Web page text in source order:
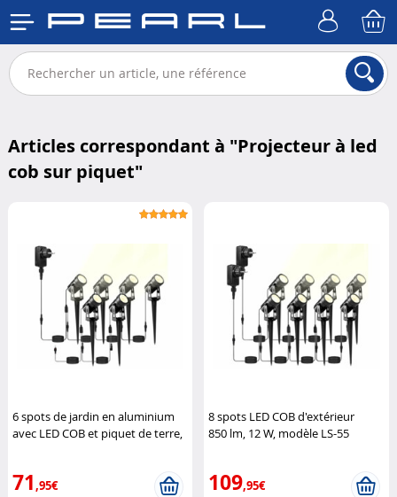
Articles correspondant à "Projecteur à led
cob sur piquet"
6 spots de jardin en aluminium
avec LED COB et piquet de terre,
71,95€
8 spots LED COB d'extérieur
850 lm, 12 W, modèle LS-55
109,95€